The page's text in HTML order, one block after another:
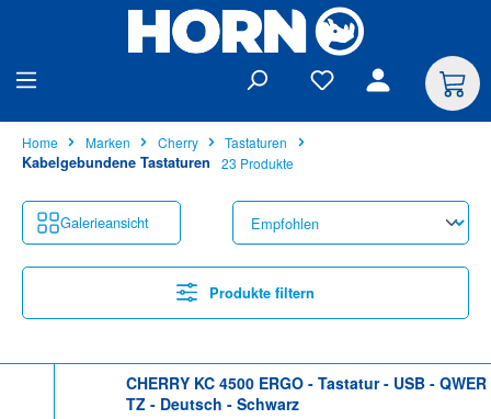
Home Marken Cherry Tastaturen
Kabelgebundene Tastaturen 23 Produkte
Galerieansicht
Produkte filtern
CHERRY KC 4500 ERGO - Tastatur - USB - QWER
TZ - Deutsch - Schwarz